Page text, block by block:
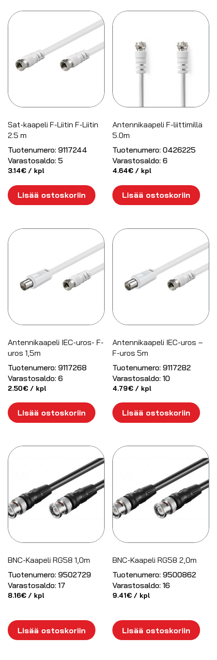
Sat-kaapeli F-Liitin F-Liitin
2.5 m
Tuotenumero: 9117244
Varastosaldo: 5
3.14€ / kpl
Lisää ostoskoriin
Antennikaapeli F-liittimillä
5.0m
Tuotenumero: 0426225
Varastosaldo: 6
4.64€ / kpl
Lisää ostoskoriin
Antennikaapeli IEC-uros- F-
uros 1,5m
Tuotenumero: 9117268
Varastosaldo: 6
2.50€ / kpl
Lisää ostoskoriin
Antennikaapeli IEC-uros –
F-uros 5m
Tuotenumero: 9117282
Varastosaldo: 10
4.79€ / kpl
Lisää ostoskoriin
BNC-Kaapeli RG58 1,0m
Tuotenumero: 9502729
Varastosaldo: 17
8.16€ / kpl
Lisää ostoskoriin
BNC-Kaapeli RG58 2,0m
Tuotenumero: 9500862
Varastosaldo: 16
9.41€ / kpl
Lisää ostoskoriin